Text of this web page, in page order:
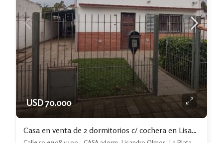
USD 70.000
Casa en venta de 2 dormitorios c/ cochera en Lisandro Olmos